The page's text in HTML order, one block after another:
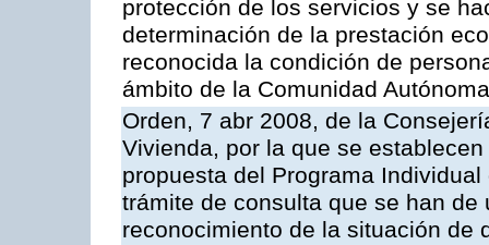
protección de los servicios y se
determinación de la prestación
reconocida la condición de
ámbito de la Comunidad
Orden, 7 abr 2008, de la
Vivienda, por la que se
propuesta del Programa
trámite de consulta que se han
reconocimiento de la situación de